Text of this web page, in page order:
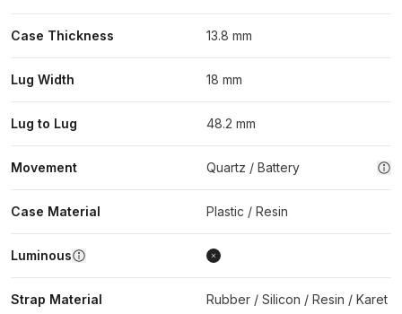
Case Thickness 13.8 mm
Lug Width 18 mm
Lug to Lug 48.2 mm
Movement Quartz / Battery
Case Material Plastic / Resin
Luminous
Strap Material Rubber / Silicon / Resin / Karet